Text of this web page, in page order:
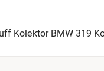
Kolektor BMW 319